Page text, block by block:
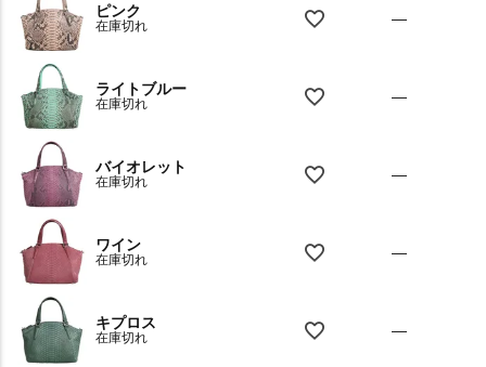
ピンク
在庫切れ —
ライトブルー
在庫切れ —
バイオレット
在庫切れ —
ワイン
在庫切れ —
キプロス
在庫切れ —